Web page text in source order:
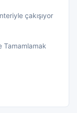
çakışıyor
Tamamlamak